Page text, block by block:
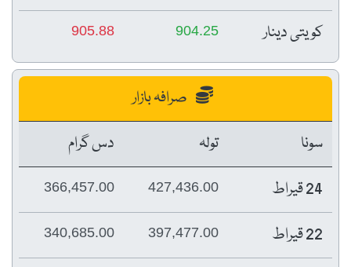
کویتی دینار 904.25
905.88
صرافہ بازار
سونا
تولہ
دس گرام
24 قیراط
427,436.00
366,457.00
22 قیراط 397,477.00
340,685.00